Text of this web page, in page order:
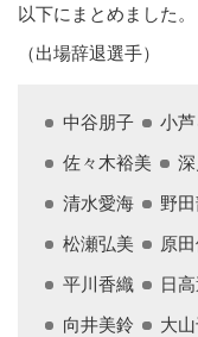
以下にまとめました。
（出場辞退選手）
中谷朋子 小
佐々木裕美
清水愛海
野
松瀬弘美
原
平川香織
日
向井美鈴
大